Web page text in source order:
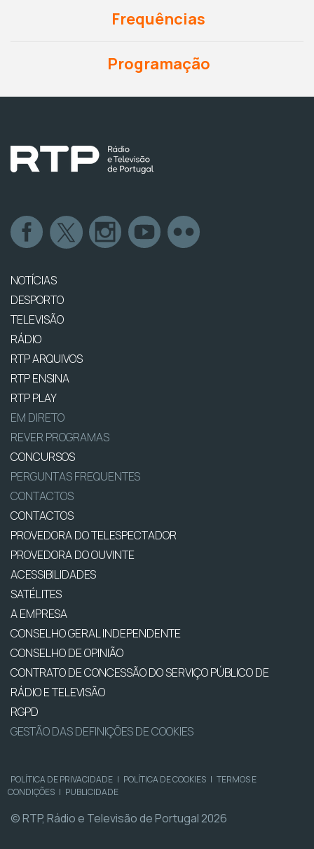
Frequências
Programação
NOTÍCIAS
DESPORTO
TELEVISÃO
RÁDIO
RTP ARQUIVOS
RTP ENSINA
RTP PLAY
EM DIRETO
REVER PROGRAMAS
CONCURSOS
PERGUNTAS FREQUENTES
CONTACTOS
CONTACTOS
PROVEDORA DO TELESPECTADOR
PROVEDORA DO OUVINTE
ACESSIBILIDADES
SATÉLITES
A EMPRESA
CONSELHO GERAL INDEPENDENTE
CONSELHO DE OPINIÃO
CONTRATO DE CONCESSÃO DO SERVIÇO PÚBLICO DE
RÁDIO E TELEVISÃO
RGPD
GESTÃO DAS DEFINIÇÕES DE COOKIES
POLÍTICA DE PRIVACIDADE | POLÍTICA DE COOKIES | TERMOS E
CONDIÇÕES | PUBLICIDADE
© RTP, Rádio e Televisão de Portugal 2026